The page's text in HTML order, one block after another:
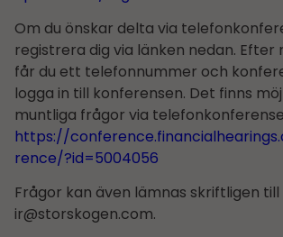
Om du önskar delta via
registrera dig via länken nedan. Efter
får du ett telefonnummer och
logga in till konferensen. Det finns
muntliga frågor via
https://
rence/?id=5004056
Frågor kan även lämnas skriftligen till
ir@storskogen.com.